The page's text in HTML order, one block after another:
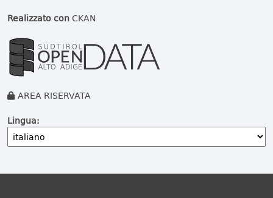
Realizzato conCKAN
AREA RISERVATA
Lingua